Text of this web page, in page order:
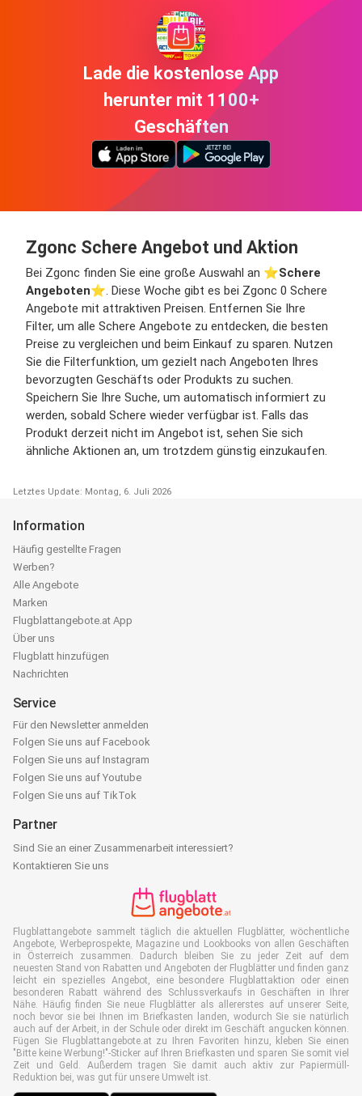
Lade die kostenlose App
herunter mit 1100+
Geschäften
Zgonc Schere Angebot und Aktion
Bei Zgonc finden Sie eine große Auswahl an ⭐️Schere
Angeboten⭐️. Diese Woche gibt es bei Zgonc 0 Schere
Angebote mit attraktiven Preisen. Entfernen Sie Ihre
Filter, um alle Schere Angebote zu entdecken, die besten
Preise zu vergleichen und beim Einkauf zu sparen. Nutzen
Sie die Filterfunktion, um gezielt nach Angeboten Ihres
bevorzugten Geschäfts oder Produkts zu suchen.
Speichern Sie Ihre Suche, um automatisch informiert zu
werden, sobald Schere wieder verfügbar ist. Falls das
Produkt derzeit nicht im Angebot ist, sehen Sie sich
ähnliche Aktionen an, um trotzdem günstig einzukaufen.
Letztes Update: Montag, 6. Juli 2026
Information
Häufig gestellte Fragen
Werben?
Alle Angebote
Marken
Flugblattangebote.at App
Über uns
Flugblatt hinzufügen
Nachrichten
Service
Für den Newsletter anmelden
Folgen Sie uns auf Facebook
Folgen Sie uns auf Instagram
Folgen Sie uns auf Youtube
Folgen Sie uns auf TikTok
Partner
Sind Sie an einer Zusammenarbeit interessiert?
Kontaktieren Sie uns
Flugblattangebote sammelt täglich die aktuellen Flugblätter, wöchentliche
Angebote, Werbeprospekte, Magazine und Lookbooks von allen Geschäften
in Österreich zusammen. Dadurch bleiben Sie zu jeder Zeit auf dem
neuesten Stand von Rabatten und Angeboten der Flugblätter und finden ganz
leicht ein spezielles Angebot, eine besondere Flugblattaktion oder einen
besonderen Rabatt während des Schlussverkaufs in Geschäften in Ihrer
Nähe. Häufig finden Sie neue Flugblätter als allererstes auf unserer Seite,
noch bevor sie bei Ihnen im Briefkasten landen, wodurch Sie sie natürlich
auch auf der Arbeit, in der Schule oder direkt im Geschäft angucken können.
Fügen Sie Flugblattangebote.at zu Ihren Favoriten hinzu, kleben Sie einen
"Bitte keine Werbung!"-Sticker auf Ihren Briefkasten und sparen Sie somit viel
Zeit und Geld. Außerdem tragen Sie damit auch aktiv zur Papiermüll-
Reduktion bei, was gut für unsere Umwelt ist.